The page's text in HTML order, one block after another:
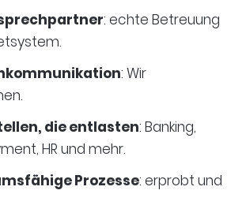
: echte Betreuung
: Wir
die entlasten: Banking,
HR und mehr.
Prozesse: erprobt und